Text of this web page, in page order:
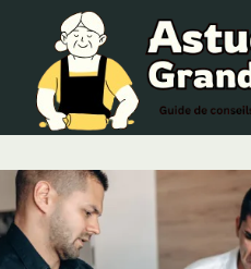
contenu